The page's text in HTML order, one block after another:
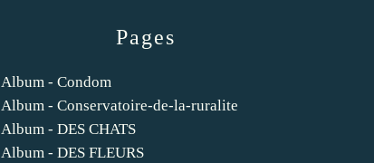
Pages
Album - Condom
Album - Conservatoire-de-la-ruralite
Album - DES CHATS
Album - DES FLEURS